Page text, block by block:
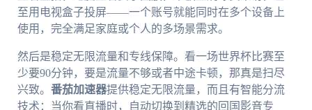
至用电视盒子投屏——一个账号就能同时在多个设备上
使用，完全满足家庭或个人的多场景需求。
然后是稳定无限流量和专线保障。看一场世界杯比赛至
少要90分钟，要是流量不够或者中途卡顿，那真是扫尽
兴致。 番茄加速器提供稳定无限流量，而且有智能分流
技术：当你看直播时，自动切换到精选的回国影音专